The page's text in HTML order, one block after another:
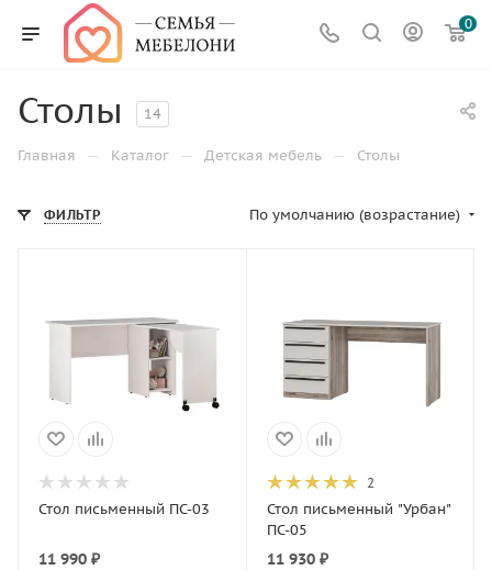
0
Столы 14
Главная — Каталог — Детская мебель — Столы
ФИЛЬТР По умолчанию (возрастание)
Стол письменный ПС-03
11 990 ₽
2
Стол письменный "Урбан"
ПС-05
11 930 ₽